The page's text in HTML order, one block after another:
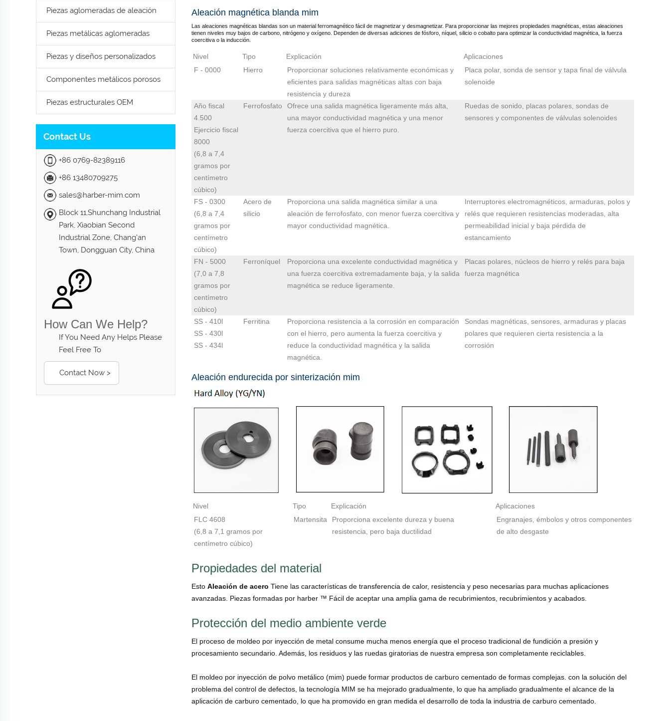
Piezas aglomeradas de aleación
Piezas metálicas aglomeradas
Piezas y diseños personalizados
Componentes metálicos porosos
Piezas estructurales OEM
Contact Us
+86 0769-82389116
+86 13480709275
sales@harber-mim.com
Block 11,Shunchang Industrial
Park, Xiaobian Second
Industrial Zone, Chang'an
Town, Dongguan City, China
How Can We Help?
If You Need Any Helps Please
Feel Free To
Contact Now >
Aleación magnética blanda mim
Las aleaciones magnéticas blandas son un material ferromagnético fácil de magnetizar y desmagnetizar. Para proporcionar las mejores propiedades magnéticas, estas aleaciones
tienen niveles muy bajos de carbono, nitrógeno y oxígeno. Dependen de diversas adiciones de fósforo, níquel, silicio o cobalto para optimizar la conductividad magnética, la fuerza
coercitiva o la inducción.
Nivel Tipo Explicación
Aplicaciones
F - 0000
Hierro
Proporcionar soluciones relativamente económicas y
eficientes para salidas magnéticas altas con baja
resistencia y dureza
Placa polar, sonda de sensor y tapa final de válvula
solenoide
Año fiscal
4.500
Ejercicio fiscal
8000
(6,8 a 7,4
gramos por
centímetro
cúbico)
Ferrofosfato
Ofrece una salida magnética ligeramente más alta,
una mayor conductividad magnética y una menor
fuerza coercitiva que el hierro puro.
Ruedas de sonido, placas polares, sondas de
sensores y componentes de válvulas solenoides
FS - 0300
(6,8 a 7,4
gramos por
centímetro
cúbico)
Acero de
silicio
Proporciona una salida magnética similar a una
aleación de ferrofosfato, con menor fuerza coercitiva y
mayor conductividad magnética.
Interruptores electromagnéticos, armaduras, polos y
relés que requieren resistencias moderadas, alta
permeabilidad inicial y baja pérdida de
estancamiento
FN - 5000
(7,0 a 7,8
gramos por
centímetro
cúbico)
Ferroníquel
Proporciona una excelente conductividad magnética y
una fuerza coercitiva extremadamente baja, y la salida
magnética se reduce ligeramente.
Placas polares, núcleos de hierro y relés para baja
fuerza magnética
SS - 410l
SS - 430l
SS - 434l
Ferritina
Proporciona resistencia a la corrosión en comparación
con el hierro, pero aumenta la fuerza coercitiva y
reduce la conductividad magnética y la salida
magnética.
Sondas magnéticas, sensores, armaduras y placas
polares que requieren cierta resistencia a la
corrosión
Aleación endurecida por sinterización mim
Nivel Tipo Explicación
Aplicaciones
FLC 4608
(6,8 a 7,1 gramos por
centímetro cúbico)
Martensita
Proporciona excelente dureza y buena
resistencia, pero baja ductilidad
Engranajes, émbolos y otros componentes
de alto desgaste
Propiedades del material
Esto Aleación de acero Tiene las características de transferencia de calor, resistencia y peso necesarias para muchas aplicaciones
avanzadas. Piezas formadas por harber ™ Fácil de aceptar una amplia gama de recubrimientos, recubrimientos y acabados.
Protección del medio ambiente verde
El proceso de moldeo por inyección de metal consume mucha menos energía que el proceso tradicional de fundición a presión y
procesamiento secundario. Además, los residuos y las ruedas giratorias de nuestra empresa son completamente reciclables.
El moldeo por inyección de polvo metálico (mim) puede formar productos de carburo cementado de formas complejas. con la solución del
problema del control de defectos, la tecnología MIM se ha mejorado gradualmente, lo que ha ampliado gradualmente el alcance de la
aplicación de carburo cementado, lo que ha promovido en gran medida el desarrollo de toda la industria de carburo cementado.